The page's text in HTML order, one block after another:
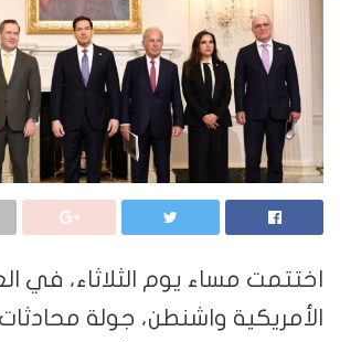
اختتمت مساء يوم الثلاثاء، في
الأمريكية واشنطن، جولة